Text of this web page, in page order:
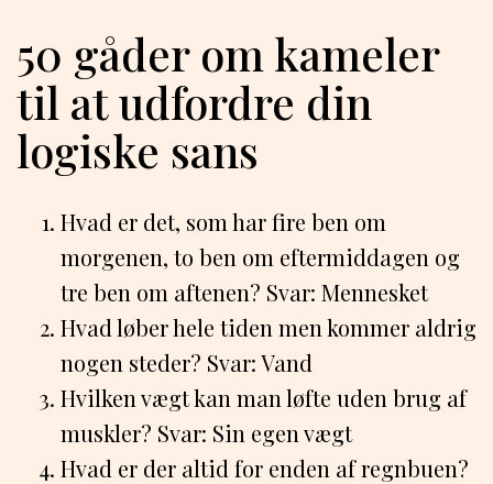
50 gåder om kameler
til at udfordre din
logiske sans
Hvad er det, som har fire ben om
morgenen, to ben om eftermiddagen og
tre ben om aftenen? Svar: Mennesket
Hvad løber hele tiden men kommer aldrig
nogen steder? Svar: Vand
Hvilken vægt kan man løfte uden brug af
muskler? Svar: Sin egen vægt
Hvad er der altid for enden af regnbuen?